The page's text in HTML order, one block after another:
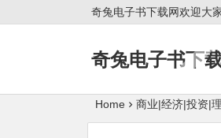
奇兔电子书下载网欢迎大
奇兔电子书下
Home 商业|经济|投资|